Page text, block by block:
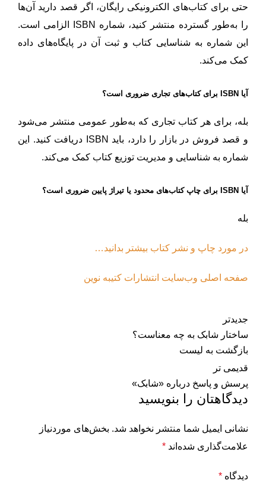
حتی برای کتاب‌های الکترونیکی رایگان، اگر قصد دارید آن‌ها
را به‌طور گسترده منتشر کنید، شماره ISBN الزامی است.
این شماره به شناسایی کتاب و ثبت آن در پایگاه‌های داده
کمک می‌کند.
آیا ISBN برای کتاب‌های تجاری ضروری است؟
بله، برای هر کتاب تجاری که به‌طور عمومی منتشر می‌شود
و قصد فروش در بازار را دارد، باید ISBN دریافت کنید. این
شماره به شناسایی و مدیریت توزیع کتاب کمک می‌کند.
آیا ISBN برای چاپ کتاب‌های محدود یا تیراژ پایین ضروری است؟
بله
در مورد چاپ و نشر کتاب بیشتر بدانید…
صفحه اصلی وب‌سایت انتشارات کتیبه نوین
جدیدتر
ساختار شابک به چه معناست؟
بازگشت به لیست
قدیمی تر
پرسش و پاسخ درباره «شابک»
دیدگاهتان را بنویسید
نشانی ایمیل شما منتشر نخواهد شد. بخش‌های موردنیاز
علامت‌گذاری شده‌اند *
دیدگاه *